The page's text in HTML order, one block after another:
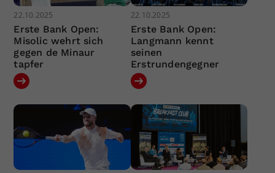
22.10.2025
Erste Bank Open:
Misolic wehrt sich
gegen de Minaur
tapfer
22.10.2025
Erste Bank Open:
Langmann kennt
seinen
Erstrundengegner